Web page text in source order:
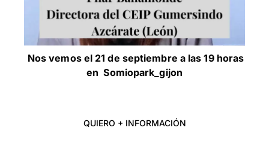
Nos vemos el 21 de septiembre a las 19 horas
enSomiopark_gijon
QUIERO + INFORMACIÓN